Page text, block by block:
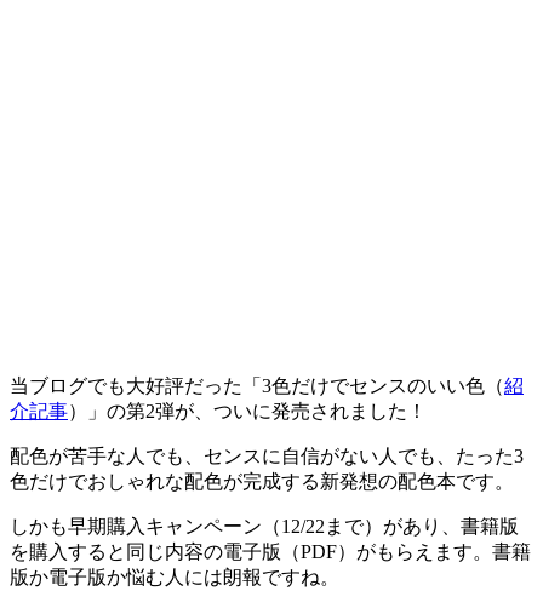
当ブログでも大好評だった「3色だけでセンスのいい色（紹
介記事）」の第2弾が、ついに発売されました！
配色が苦手な人でも、センスに自信がない人でも、たった3
色だけでおしゃれな配色が完成する新発想の配色本です。
しかも早期購入キャンペーン （12/22まで）があり、書籍版
を購入すると同じ内容の電子版（PDF）がもらえます。書籍
版か電子版か悩む人には朗報ですね。